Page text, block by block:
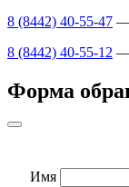
8 (8442) 40-55-47 —
8 (8442) 40-55-12 —
Форма
Имя